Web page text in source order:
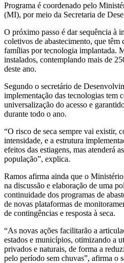
Programa é coordenado pelo
(MI), por meio da Secretaria de
O próximo passo é dar sequência à
coletivos de abastecimento, que têm
famílias por tecnologia implantada.
instalados, contemplando mais de
deste ano.
Segundo o secretário de
implementação das tecnologias tem
universalização do acesso e
durante todo o ano.
“O risco de seca sempre vai existir,
intensidade, e a estrutura
efeitos das estiagens, mas atenderá
população”, explica.
Ramos afirma ainda que o
na discussão e elaboração de uma
continuidade dos programas de
de novas plataformas de
de contingências e resposta à seca.
“As novas ações facilitarão a
estados e municípios, otimizando a
privados e naturais, de forma a
pelo período sem chuvas”, afirma o